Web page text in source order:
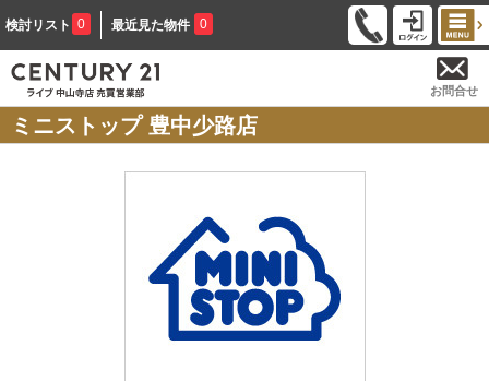
検討リスト 0 最近見た物件 0
お問合せ
ミニストップ 豊中少路店